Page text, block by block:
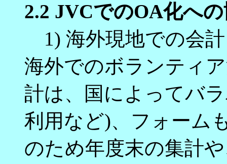
2.2 JVCでのOA化へ
1) 海外現地での会計
海外でのボランティ
計は、国によってバ
利用など)、フォーム
のため年度末の集計